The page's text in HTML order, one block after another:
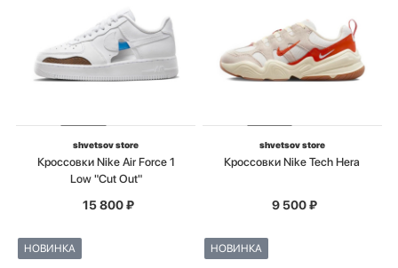
shvetsov store
Кроссовки Nike Air Force 1
Low "Cut Out"
15 800₽
shvetsov store
Кроссовки Nike Tech Hera
9 500₽
НОВИНКА НОВИНКА